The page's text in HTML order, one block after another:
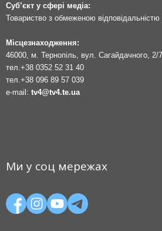
Суб’єкт у сфері медіа:
Товариство з обмеженою відповідальністю
Місцезнаходження:
46000, м. Тернопіль, вул. Сагайдачного, 2/7
тел. +38 0352 52 31 40
тел. +38 096 89 57 039
e-mail: tv4@tv4.te.ua
Ми у соц мережах